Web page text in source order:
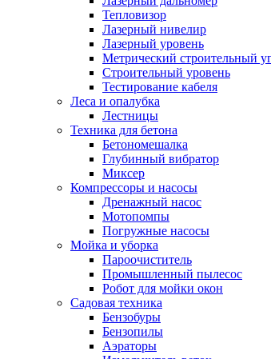
Тепловизор
Лазерный нивелир
Лазерный уровень
Метрический строительный
Строительный уровень
Тестирование кабеля
Леса и опалубка
Лестницы
Техника для бетона
Бетономешалка
Глубинный вибратор
Миксер
Компрессоры и насосы
Дренажный насос
Мотопомпы
Погружные насосы
Мойка и уборка
Пароочиститель
Промышленный пылесос
Робот для мойки окон
Садовая техника
Бензобуры
Бензопилы
Аэраторы